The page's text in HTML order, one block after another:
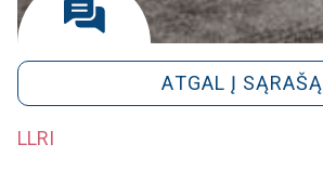
ATGAL Į SĄRAŠĄ
LLRI